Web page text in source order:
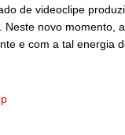
de videoclipe
novo momento,
e com a tal energia